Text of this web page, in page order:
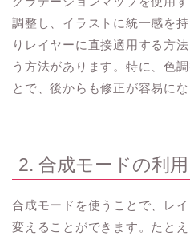
調整し、イラストに統一感を
りレイヤーに直接適用する方
う方法があります。特に、色
とで、後からも修正が容易にな
2. 合成モードの利用
合成モードを使うことで、レ
変えることができます。たと